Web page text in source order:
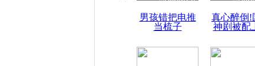
男孩错把电推
当梳子
真心醉倒!
神剧被配